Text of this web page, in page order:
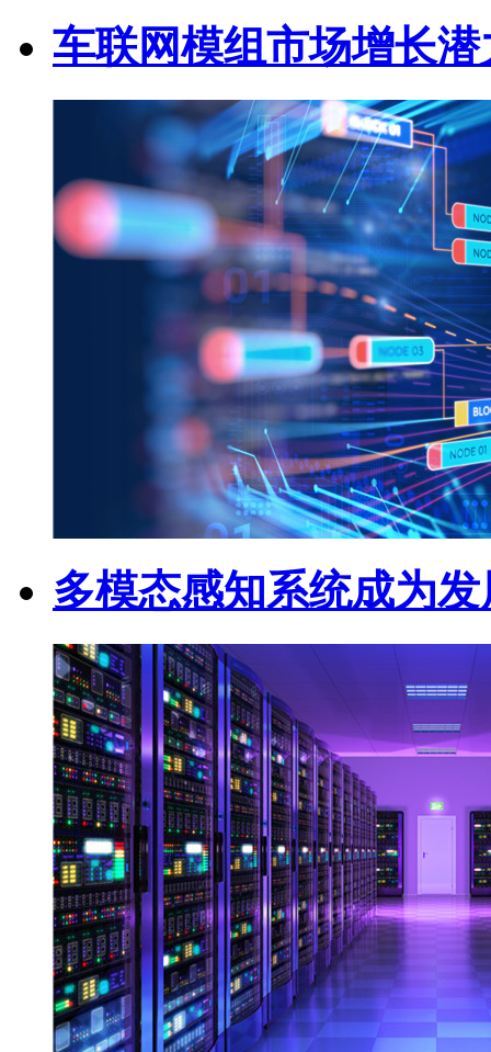
车联网模组市场增长
多模态感知系统成为